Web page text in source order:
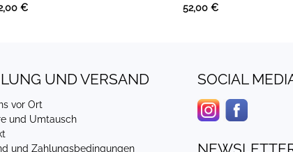
€ 52,00 €
UND VERSAND
vor Ort
und Umtausch
und Zahlungsbedingungen
SOCIAL